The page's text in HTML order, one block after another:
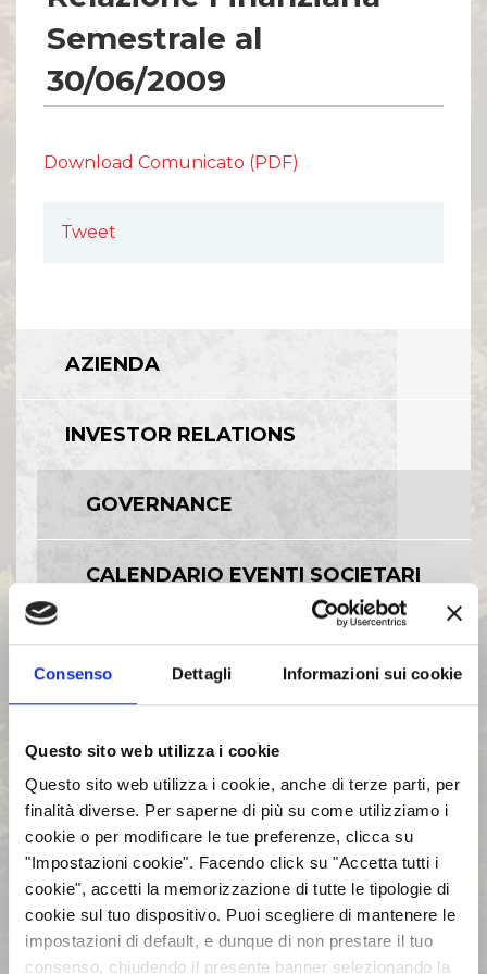
Consenso Dettagli Informazioni sui cookie
Questo sito web utilizza i cookie
Questo sito web utilizza i cookie, anche di terze parti, per
finalità diverse. Per saperne di più su come utilizziamo i
cookie o per modificare le tue preferenze, clicca su
"Impostazioni cookie". Facendo click su "Accetta tutti i
cookie", accetti la memorizzazione di tutte le tipologie di
cookie sul tuo dispositivo. Puoi scegliere di mantenere le
impostazioni di default, e dunque di non prestare il tuo
consenso, chiudendo il presente banner selezionando la
Semestrale al
30/06/2009
Download Comunicato (PDF)
Tweet
AZIENDA
INVESTOR RELATIONS
GOVERNANCE
CALENDARIO EVENTI SOCIETARI
EVENTI E DOCUMENTAZIONE
DISPONIBILE
BILANCI E RELAZIONI
ASSEMBLEE
COMUNICATI STAMPA